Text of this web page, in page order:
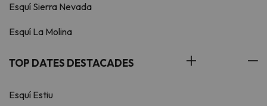
Esquí Sierra Nevada
Esquí La Molina
TOP DATES DESTACADES
Esquí Estiu